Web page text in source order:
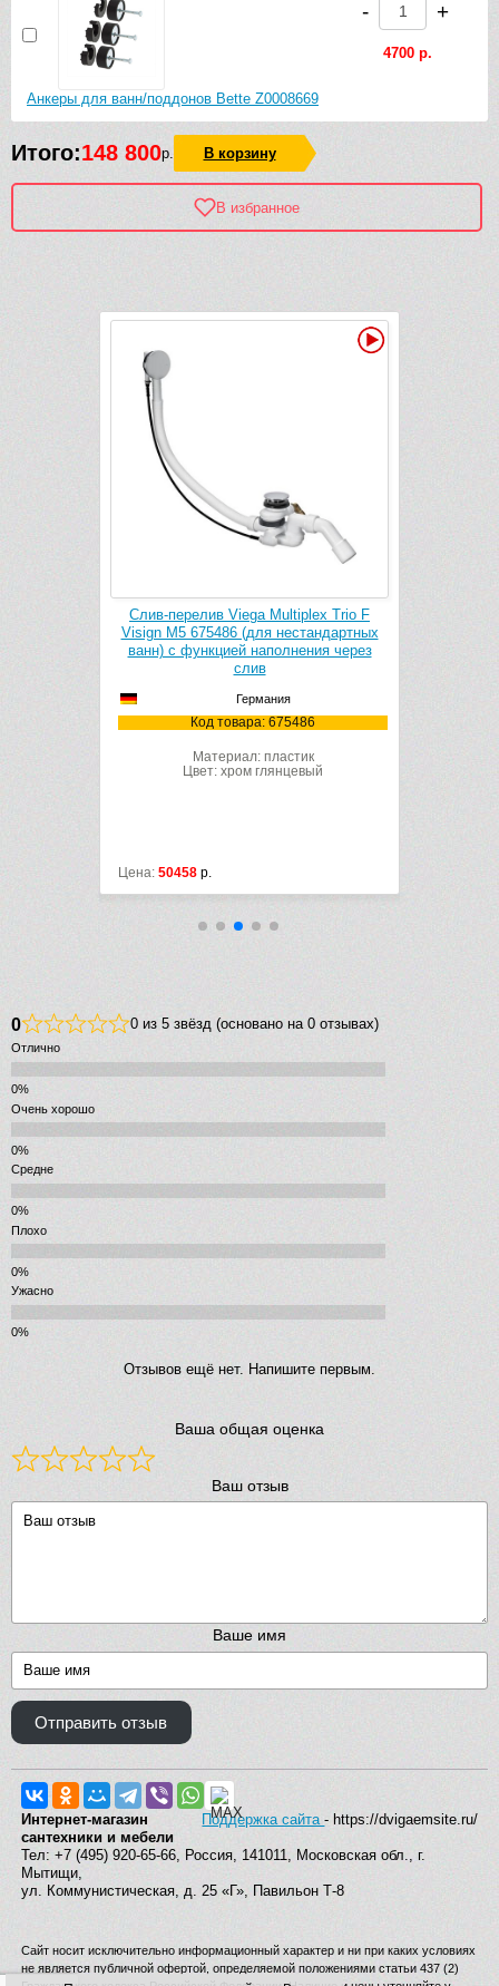
Анкеры для ванн/поддонов Bette Z0008669
- +
4700 р.
Итого:148 800р. В корзину
В избранное
-1 760 руб.
Слив-перелив для ванн Grohe Talento
28943000 (для нестандартных ванн)
Германия
Цена:13400
0 0 из 5 звёзд (основано на 0 отзывах)
Отлично
Очень хорошо
Средне
Плохо
Ужасно
Отзывов ещё нет. Напишите первым.
Ваша общая оценка
Ваш отзыв
Ваше имя
Отправить отзыв
Поддержка сайта- https://dvigaemsite.ru/
Интернет-магазин
сантехники и мебели
Тел: +7 (495) 920-65-66, Россия, 141011, Московская обл., г.
Мытищи,
ул. Коммунистическая, д. 25 «Г», Павильон Т-8
Сайт носит исключительно информационный характер и ни при каких условиях
не является публичной офертой, определяемой положениями статьи 437 (2)